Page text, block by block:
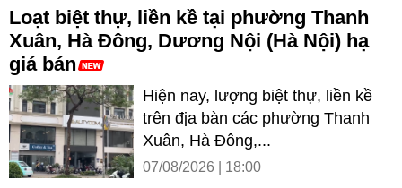
Loạt biệt thự, liền kề tại phường Thanh
Xuân, Hà Đông, Dương Nội (Hà Nội) hạ
giá bán
Hiện nay, lượng biệt thự, liền kề
trên địa bàn các phường Thanh
Xuân, Hà Đông,...
07/08/2026 | 18:00